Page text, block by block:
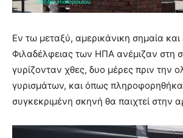
Εν τω μεταξύ, αμερικάνικη σημαία και
Φιλαδέλφειας των ΗΠΑ ανέμιζαν στη
γυρίζονταν χθες, δυο μέρες πριν την
γυρισμάτων, και όπως
συγκεκριμένη σκηνή θα παιχτεί στην